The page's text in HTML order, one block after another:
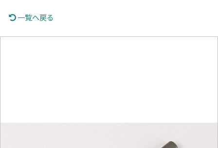
一覧へ戻る